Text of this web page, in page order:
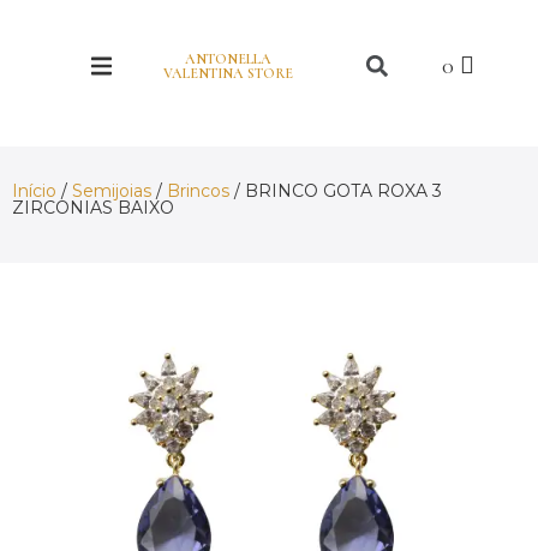
ANTONELLA
VALENTINA STORE
Início / Semijoias / Brincos / BRINCO GOTA ROXA 3
ZIRCONIAS BAIXO